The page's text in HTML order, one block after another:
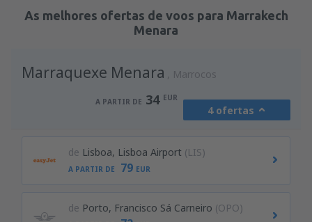
Ver detalhes
As melhores ofertas de voos para Marrakech
Menara
Marraquexe Menara Marrocos
A PARTIR DE 34 EUR
4 ofertas
de Lisboa, Lisboa Airport (LIS)
A PARTIR DE 79 EUR
de Porto, Francisco Sá Carneiro (OPO)